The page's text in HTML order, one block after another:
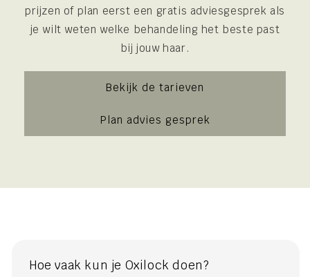
prijzen of plan eerst een gratis adviesgesprek als
je wilt weten welke behandeling het beste past
bij jouw haar.
Bekijk de tarieven
Plan advies gesprek
Hoe vaak kun je Oxilock doen?